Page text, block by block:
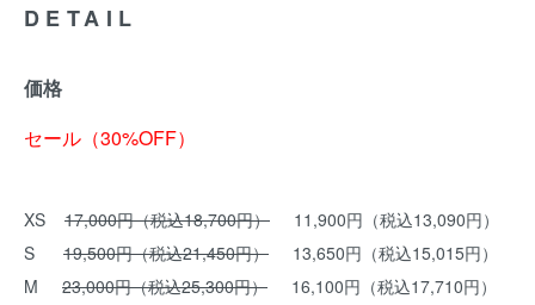
DETAIL
価格
セール（30%OFF）
XS 17,000円（税込18,700円） 11,900円（税込13,090円）
S 19,500円（税込21,450円） 13,650円（税込15,015円）
M 23,000円（税込25,300円） 16,100円（税込17,710円）